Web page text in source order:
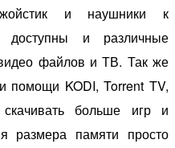
и наушники к
доступны и различные
файлов и ТВ. Так же
помощи KODI, Torrent TV,
больше игр и
размера памяти просто